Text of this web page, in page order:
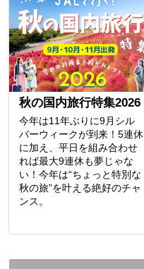
秋の国内旅行特集2026
今年は11年ぶりに9月シル
バーウィークが到来！5連休
に加え、平日を組み合わせ
れば最大9連休も夢じゃな
い！今年は“ちょっと特別な
秋の旅”を叶える絶好のチャ
ンス。